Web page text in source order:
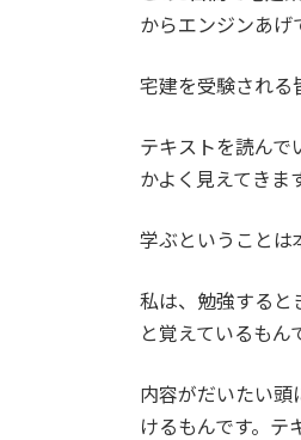
からエンジンあげ
宅建を受験される
テキストを読んで
かよく見えてきま
学ぶということは
私は、勉強すると
と覚えているもん
内容がだいたい
けるもんです。テ